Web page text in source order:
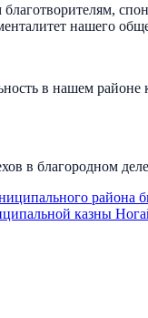
нашего
в нашем
в благородном
района
казны